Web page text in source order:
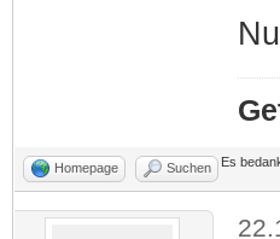
Homepage Suchen Es